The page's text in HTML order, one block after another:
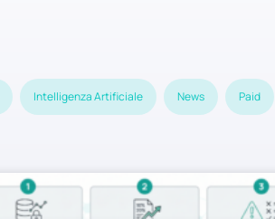
Intelligenza Artificiale News Paid